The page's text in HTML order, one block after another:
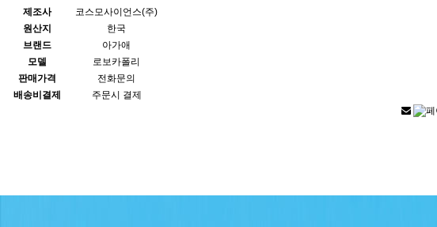
제조사
코스모사이언스(주)
원산지
한국
브랜드
아가애
모델
로보카폴리
판매가격
전화문의
배송비결제
주문시 결제